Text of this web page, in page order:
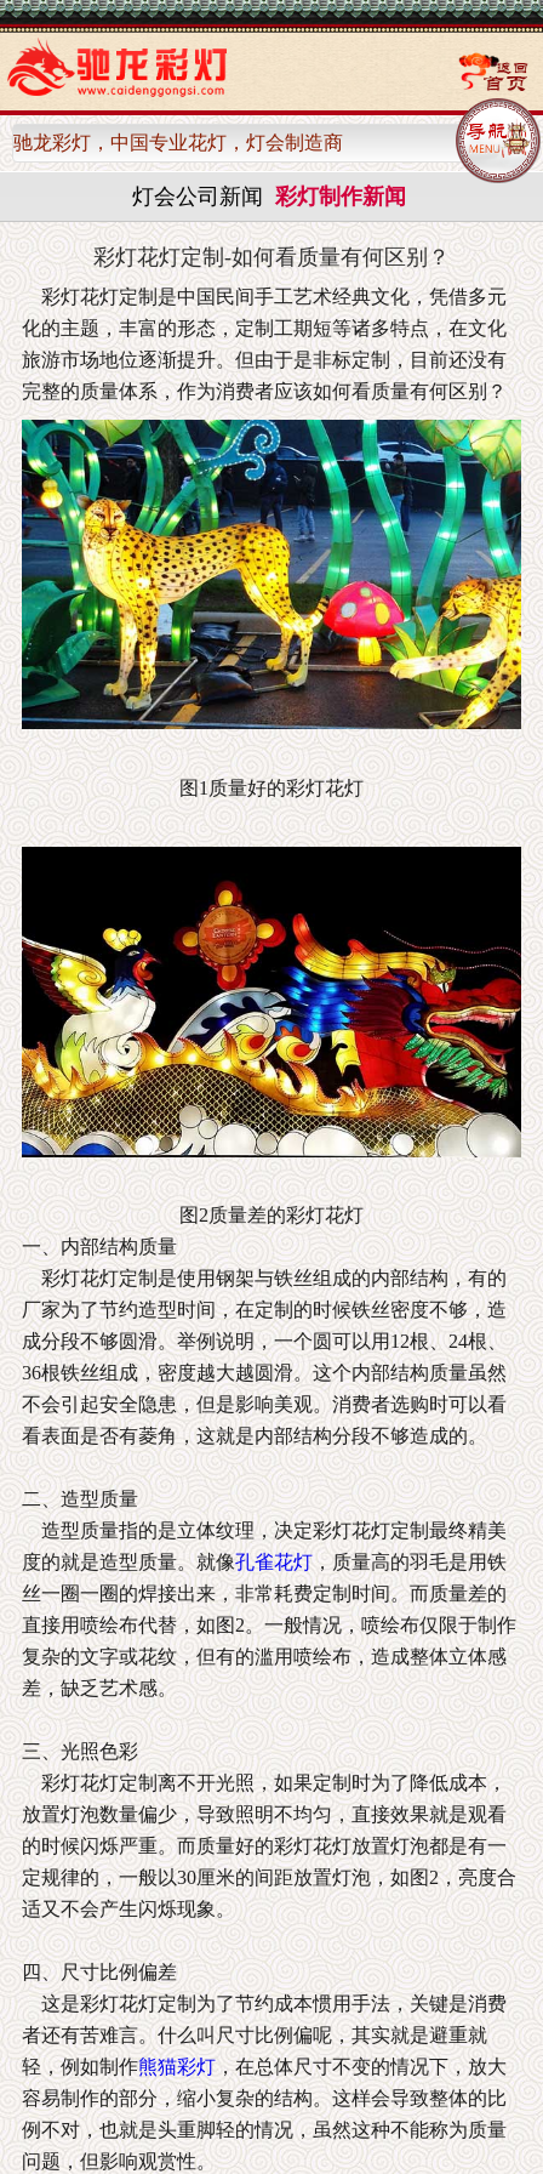
驰龙彩灯，中国专业花灯，灯会制造商
灯会公司新闻 彩灯制作新闻
彩灯花灯定制-如何看质量有何区别？
彩灯花灯定制是中国民间手工艺术经典文化，凭借多元
化的主题，丰富的形态，定制工期短等诸多特点，在文化
旅游市场地位逐渐提升。但由于是非标定制，目前还没有
完整的质量体系，作为消费者应该如何看质量有何区别？
图1质量好的彩灯花灯
图2质量差的彩灯花灯
一、内部结构质量
彩灯花灯定制是使用钢架与铁丝组成的内部结构，有的
厂家为了节约造型时间，在定制的时候铁丝密度不够，造
成分段不够圆滑。举例说明，一个圆可以用12根、24根、
36根铁丝组成，密度越大越圆滑。这个内部结构质量虽然
不会引起安全隐患，但是影响美观。消费者选购时可以看
看表面是否有菱角，这就是内部结构分段不够造成的。
二、造型质量
造型质量指的是立体纹理，决定彩灯花灯定制最终精美
度的就是造型质量。就像孔雀花灯，质量高的羽毛是用铁
丝一圈一圈的焊接出来，非常耗费定制时间。而质量差的
直接用喷绘布代替，如图2。一般情况，喷绘布仅限于制作
复杂的文字或花纹，但有的滥用喷绘布，造成整体立体感
差，缺乏艺术感。
三、光照色彩
彩灯花灯定制离不开光照，如果定制时为了降低成本，
放置灯泡数量偏少，导致照明不均匀，直接效果就是观看
的时候闪烁严重。而质量好的彩灯花灯放置灯泡都是有一
定规律的，一般以30厘米的间距放置灯泡，如图2，亮度合
适又不会产生闪烁现象。
四、尺寸比例偏差
这是彩灯花灯定制为了节约成本惯用手法，关键是消费
者还有苦难言。什么叫尺寸比例偏呢，其实就是避重就
轻，例如制作熊猫彩灯，在总体尺寸不变的情况下，放大
容易制作的部分，缩小复杂的结构。这样会导致整体的比
例不对，也就是头重脚轻的情况，虽然这种不能称为质量
问题，但影响观赏性。